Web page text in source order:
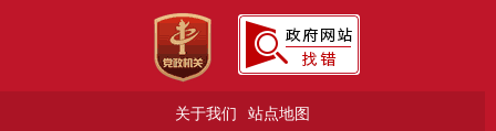
关于我们 站点地图